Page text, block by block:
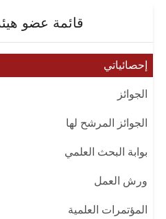
قائمة عضو
إحصائياتي
الجوائز
الجوائز المرشح لها
بوابة البحث العلمي
ورش العمل
المؤتمرات العلمية